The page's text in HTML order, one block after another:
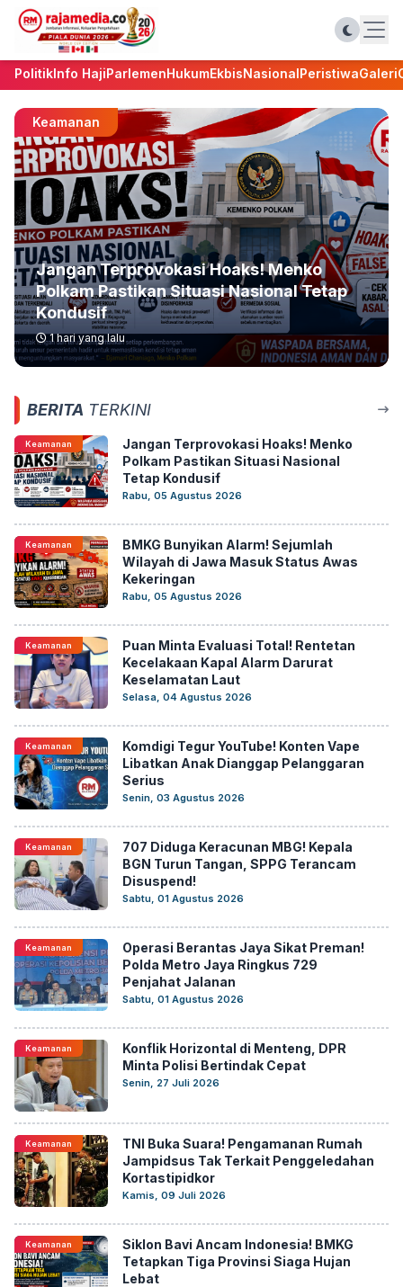
PolitikInfo HajiParlemenHukumEkbisNasionalPeristiwaGaleri
Keamanan
Jangan Terprovokasi Hoaks! Menko
Polkam Pastikan Situasi Nasional Tetap
Kondusif
1 hari yang lalu
BERITA TERKINI
Keamanan
Jangan Terprovokasi Hoaks! Menko
Polkam Pastikan Situasi Nasional
Tetap Kondusif
Rabu, 05 Agustus 2026
Keamanan
BMKG Bunyikan Alarm! Sejumlah
Wilayah di Jawa Masuk Status Awas
Kekeringan
Rabu, 05 Agustus 2026
Keamanan
Puan Minta Evaluasi Total! Rentetan
Kecelakaan Kapal Alarm Darurat
Keselamatan Laut
Selasa, 04 Agustus 2026
Keamanan
Komdigi Tegur YouTube! Konten Vape
Libatkan Anak Dianggap Pelanggaran
Serius
Senin, 03 Agustus 2026
Keamanan
707 Diduga Keracunan MBG! Kepala
BGN Turun Tangan, SPPG Terancam
Disuspend!
Sabtu, 01 Agustus 2026
Keamanan
Operasi Berantas Jaya Sikat Preman!
Polda Metro Jaya Ringkus 729
Penjahat Jalanan
Sabtu, 01 Agustus 2026
Keamanan
Konflik Horizontal di Menteng, DPR
Minta Polisi Bertindak Cepat
Senin, 27 Juli 2026
Keamanan
TNI Buka Suara! Pengamanan Rumah
Jampidsus Tak Terkait Penggeledahan
Kortastipidkor
Kamis, 09 Juli 2026
Keamanan
Siklon Bavi Ancam Indonesia! BMKG
Tetapkan Tiga Provinsi Siaga Hujan
Lebat